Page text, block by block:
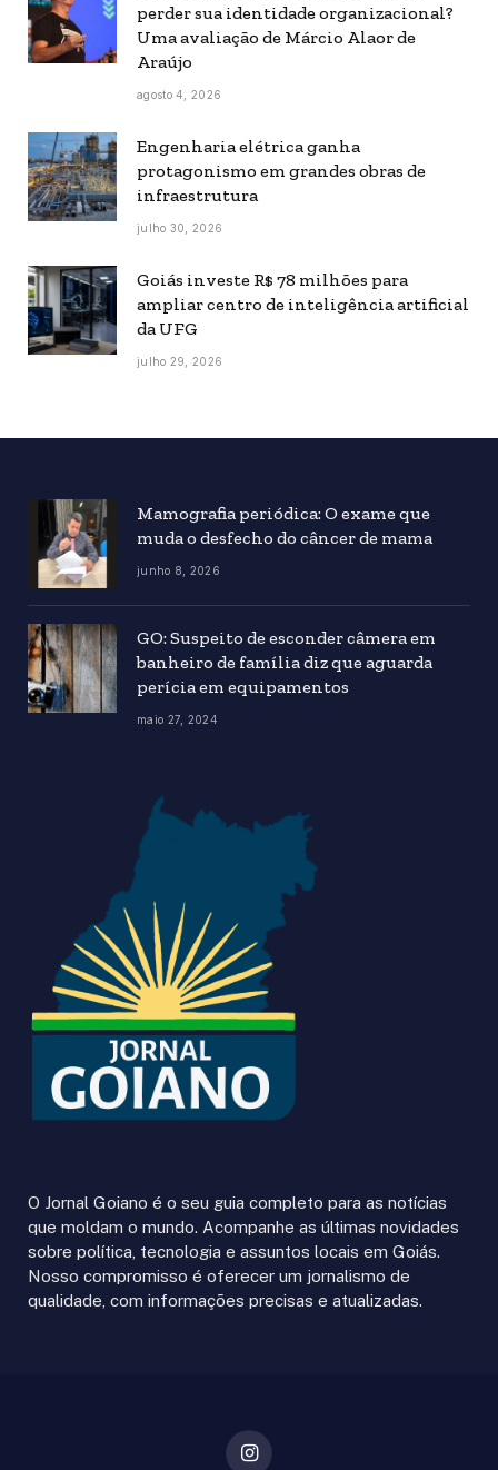
perder sua identidade organizacional?
Uma avaliação de Márcio Alaor de
Araújo
agosto 4, 2026
Engenharia elétrica ganha
protagonismo em grandes obras de
infraestrutura
julho 30, 2026
Goiás investe R$ 78 milhões para
ampliar centro de inteligência artificial
da UFG
julho 29, 2026
Mamografia periódica: O exame que
muda o desfecho do câncer de mama
junho 8, 2026
GO: Suspeito de esconder câmera em
banheiro de família diz que aguarda
perícia em equipamentos
maio 27, 2024
O Jornal Goiano é o seu guia completo para as notícias
que moldam o mundo. Acompanhe as últimas novidades
sobre política, tecnologia e assuntos locais em Goiás.
Nosso compromisso é oferecer um jornalismo de
qualidade, com informações precisas e atualizadas.
Instagram